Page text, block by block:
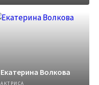
Екатерина Волкова
АКТРИСА